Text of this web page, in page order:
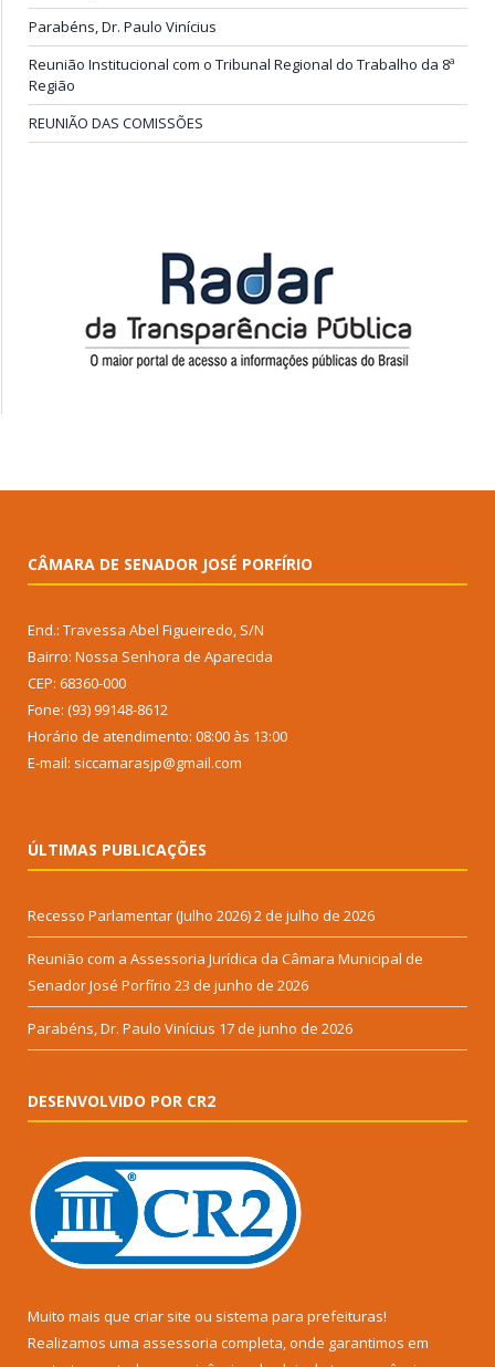
Parabéns, Dr. Paulo Vinícius
Reunião Institucional com o Tribunal Regional do Trabalho da 8ª
Região
REUNIÃO DAS COMISSÕES
CÂMARA DE SENADOR JOSÉ PORFÍRIO
End.: Travessa Abel Figueiredo, S/N
Bairro: Nossa Senhora de Aparecida
CEP: 68360-000
Fone: (93) 99148-8612
Horário de atendimento: 08:00 às 13:00
E-mail: siccamarasjp@gmail.com
ÚLTIMAS PUBLICAÇÕES
Recesso Parlamentar (Julho 2026)2 de julho de 2026
Reunião com a Assessoria Jurídica da Câmara Municipal de
Senador José Porfírio 23 de junho de 2026
Parabéns, Dr. Paulo Vinícius 17 de junho de 2026
DESENVOLVIDO POR CR2
Muito mais que criar site ou sistema para prefeituras!
Realizamos uma assessoria completa, onde garantimos em